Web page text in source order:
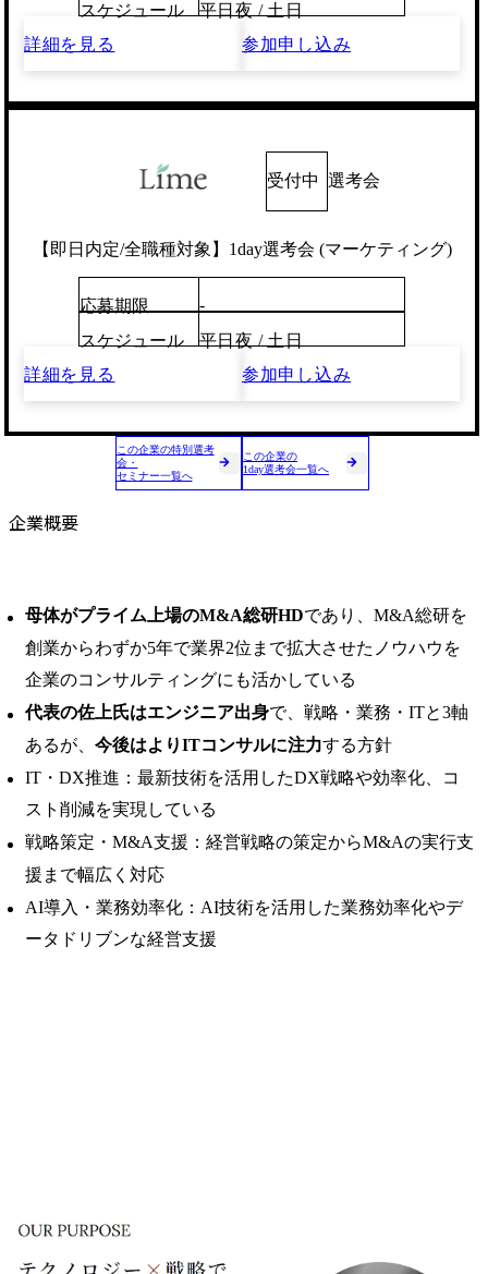
スケジュール
平日夜 / 土日
詳細を見る
参加申し込み
受付中 選考会
【即日内定/全職種対象】1day選考会 (マーケティング)
応募期限
-
スケジュール
平日夜 / 土日
詳細を見る
参加申し込み
この企業の特別選考
会・
セミナー一覧へ
この企業の
1day選考会一覧へ
企業概要
母体がプライム上場のM&A総研HDであり、M&A総研を
創業からわずか5年で業界2位まで拡大させたノウハウを
企業のコンサルティングにも活かしている
代表の佐上氏はエンジニア出身で、戦略・業務・ITと3軸
あるが、 今後はよりITコンサルに注力する方針
IT・DX推進：最新技術を活用したDX戦略や効率化、コ
スト削減を実現している
戦略策定・M&A支援：経営戦略の策定からM&Aの実行支
援まで幅広く対応
AI導入・業務効率化：AI技術を活用した業務効率化やデ
ータドリブンな経営支援